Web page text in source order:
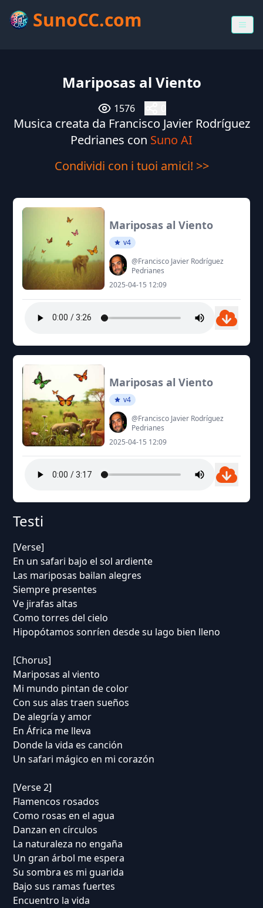
SunoCC.com
Mariposas al Viento
1576
Musica creata da Francisco Javier Rodríguez
Pedrianes con Suno AI
Condividi con i tuoi amici! >>
Mariposas al Viento
v4
@Francisco Javier Rodríguez
Pedrianes
2025-04-15 12:09
Mariposas al Viento
v4
@Francisco Javier Rodríguez
Pedrianes
2025-04-15 12:09
Testi
[Verse]
En un safari bajo el sol ardiente
Las mariposas bailan alegres
Siempre presentes
Ve jirafas altas
Como torres del cielo
Hipopótamos sonríen desde su lago bien lleno
[Chorus]
Mariposas al viento
Mi mundo pintan de color
Con sus alas traen sueños
De alegría y amor
En África me lleva
Donde la vida es canción
Un safari mágico en mi corazón
[Verse 2]
Flamencos rosados
Como rosas en el agua
Danzan en círculos
La naturaleza no engaña
Un gran árbol me espera
Su sombra es mi guarida
Bajo sus ramas fuertes
Encuentro la vida